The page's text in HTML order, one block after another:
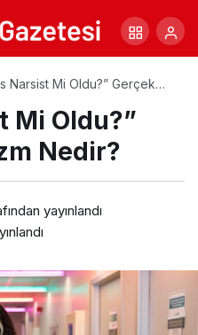
Narsist Mi Oldu?” Gerçek
Mi Oldu?”
Nedir?
yayınlandı
Dolu Bir Hafta